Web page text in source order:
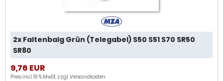
2x Faltenbalg Grün (Telegabel) S50 S51 S70 SR50
SR80
9,76 EUR
Preis incl. 19 % MwSt. zzgl.Versandkosten